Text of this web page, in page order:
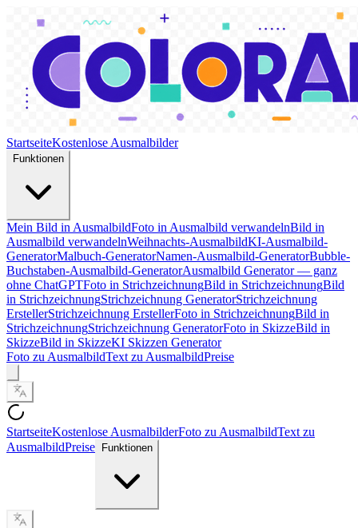
StartseiteKostenlose Ausmalbilder
Funktionen
Mein Bild in AusmalbildFoto in Ausmalbild verwandelnBild in
Ausmalbild verwandelnWeihnachts-AusmalbildKI-Ausmalbild-
GeneratorMalbuch-GeneratorNamen-Ausmalbild-GeneratorBubble-
Buchstaben-Ausmalbild-GeneratorAusmalbild Generator — ganz
ohne ChatGPTFoto in StrichzeichnungBild in StrichzeichnungBild
in StrichzeichnungStrichzeichnung GeneratorStrichzeichnung
ErstellerStrichzeichnung ErstellerFoto in StrichzeichnungBild in
StrichzeichnungStrichzeichnung GeneratorFoto in SkizzeBild in
SkizzeBild in SkizzeKI Skizzen Generator
Foto zu AusmalbildText zu AusmalbildPreise
StartseiteKostenlose AusmalbilderFoto zu AusmalbildText zu
AusmalbildPreise Funktionen